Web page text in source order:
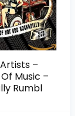
–
Music –
Rumbl